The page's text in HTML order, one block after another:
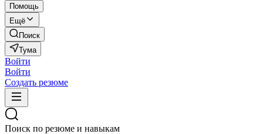
Помощь
Ещё
Поиск
Тума
Войти
Войти
Создать резюме
Поиск по резюме и навыкам